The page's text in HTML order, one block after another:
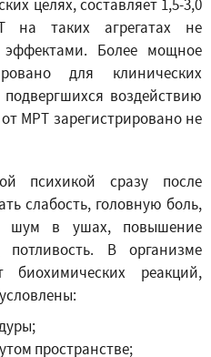
целях, составляет 1,5-3,0
на таких агрегатах не
Более мощное
для клинических
воздействию
МРТ зарегистрировано не
психикой сразу после
слабость, головную боль,
шум в ушах, повышение
потливость. В организме
биохимических реакций,
пространстве;